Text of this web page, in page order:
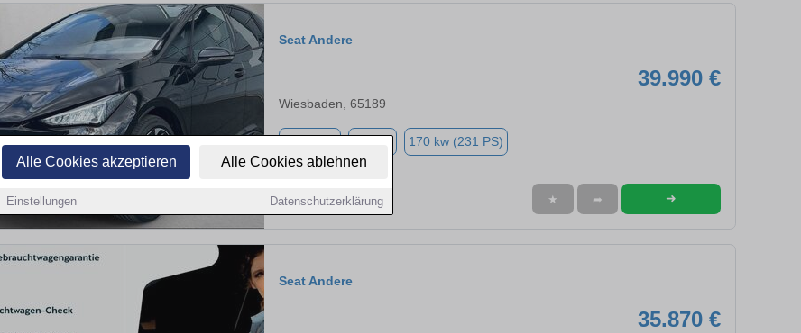
Alle Cookies akzeptieren Alle Cookies ablehnen
Einstellungen Datenschutzerklärung
Seat Andere
39.990 €
Wiesbaden, 65189
Elektro 170 kw (231 PS)
★ ➦ ➜
Seat Andere
35.870 €